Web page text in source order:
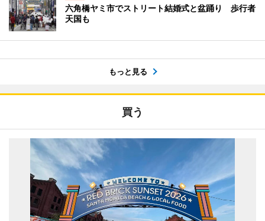
六角橋ヤミ市でストリート結婚式と盆踊り 歩行者
天国も
もっと見る
買う